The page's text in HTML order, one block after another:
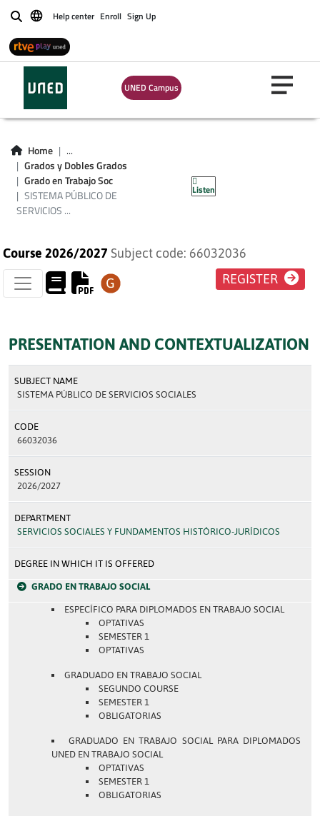
BuscarHelp center Enroll Sign Up
UNED Campus
Home
...
Grados y Dobles Grados
Grado en Trabajo Soc
SISTEMA PÚBLICO DE
SERVICIOS ...
Listen
SISTEMA PÚBLICO
DE SERVICIOS
SOCIALES
Course 2026/2027 Subject code: 66032036
REGISTER
PRESENTATION AND CONTEXTUALIZATION
SUBJECT NAME
SISTEMA PÚBLICO DE SERVICIOS SOCIALES
CODE
66032036
SESSION
2026/2027
DEPARTMENT
SERVICIOS SOCIALES Y FUNDAMENTOS HISTÓRICO-JURÍDICOS
DEGREE IN WHICH IT IS OFFERED
GRADO EN TRABAJO SOCIAL
ESPECÍFICO PARA DIPLOMADOS EN TRABAJO SOCIAL
OPTATIVAS
SEMESTER 1
OPTATIVAS
GRADUADO EN TRABAJO SOCIAL
SEGUNDO COURSE
SEMESTER 1
OBLIGATORIAS
GRADUADO EN TRABAJO SOCIAL PARA DIPLOMADOS
UNED EN TRABAJO SOCIAL
OPTATIVAS
SEMESTER 1
OBLIGATORIAS